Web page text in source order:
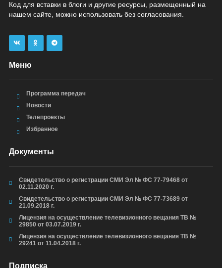
Код для вставки в блоги и другие ресурсы, размещенный на
нашем сайте, можно использовать без согласования.
Меню
Программа передач
Новости
Телепроекты
Избранное
Документы
Свидетельство о регистрации СМИ Эл № ФС 77-79468 от
02.11.2020 г.
Свидетельство о регистрации СМИ Эл № ФС 77-73689 от
21.09.2018 г.
Лицензия на осуществление телевизионного вещания ТВ №
29850 от 03.07.2019 г.
Лицензия на осуществление телевизионного вещания ТВ №
29241 от 11.04.2018 г.
Подписка